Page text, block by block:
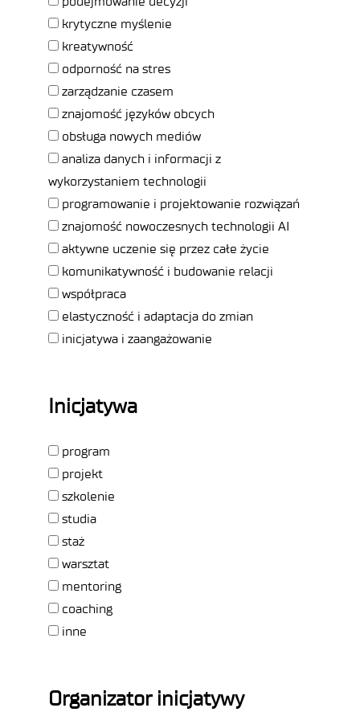
krytyczne myślenie
kreatywność
odporność na stres
zarządzanie czasem
znajomość języków obcych
obsługa nowych mediów
analiza danych i informacji z
wykorzystaniem technologii
programowanie i projektowanie rozwiązań
znajomość nowoczesnych technologii AI
aktywne uczenie się przez całe życie
komunikatywność i budowanie relacji
współpraca
elastyczność i adaptacja do zmian
inicjatywa i zaangażowanie
Inicjatywa
program
projekt
szkolenie
studia
staż
warsztat
mentoring
coaching
inne
Organizator inicjatywy